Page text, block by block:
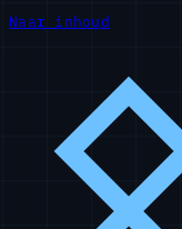
Naar inhoud